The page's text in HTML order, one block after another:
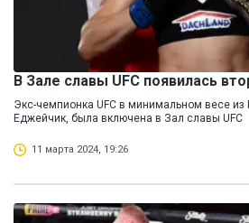
В Зале славы UFC появилась
Экс-чемпионка UFC в минимальном весе
Еджейчик, была включена в Зал славы UFC
11 марта 2024, 19:26